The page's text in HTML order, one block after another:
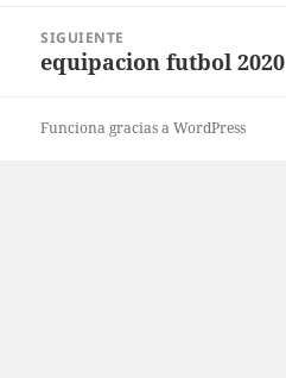
SIGUIENTE
Entrada
equipacion futbol 2020
Funciona gracias a WordPress